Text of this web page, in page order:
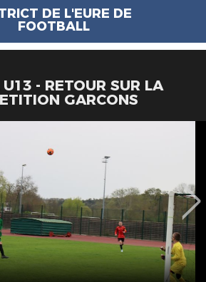
DE L'EURE DE
FOOTBALL
- RETOUR SUR LA
GARCONS